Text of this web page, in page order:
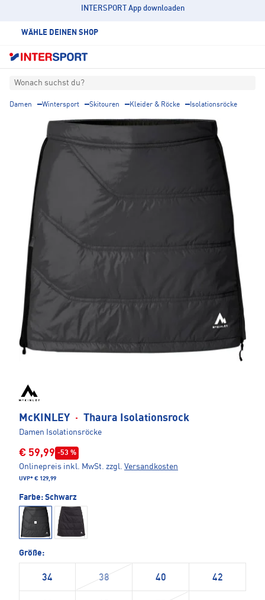
INTERSPORT App downloaden
WÄHLE DEINEN SHOP
Wonach suchst du?
Damen Wintersport Skitouren Kleider & Röcke Isolationsröcke
McKINLEY · Thaura Isolationsrock
Damen Isolationsröcke
€ 59,99 -53 %
Onlinepreis inkl. MwSt. zzgl. Versandkosten
UVP* € 129,99
Farbe: Schwarz
Größe:
34 38 40 42